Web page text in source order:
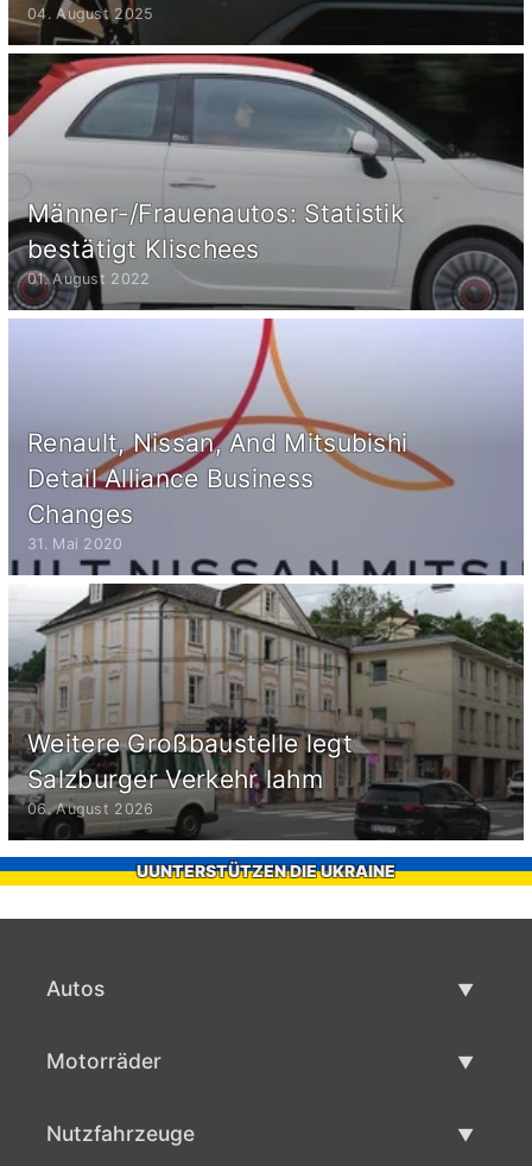
04. August 2025
Männer-/Frauenautos: Statistik
bestätigt Klischees
01. August 2022
Renault, Nissan, And Mitsubishi
Detail Alliance Business
Changes
31. Mai 2020
Weitere Großbaustelle legt
Salzburger Verkehr lahm
06. August 2026
UUNTERSTÜTZEN DIE UKRAINE
Autos
Motorräder
Nutzfahrzeuge